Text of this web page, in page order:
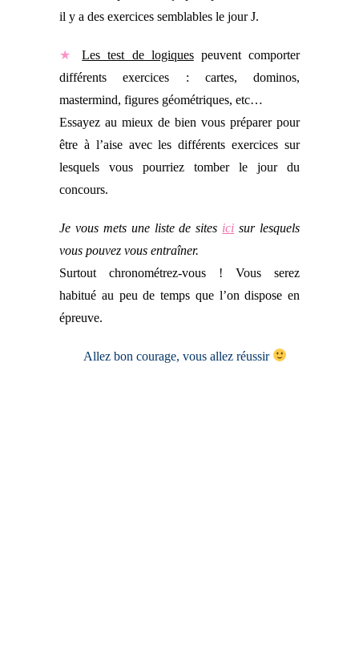
il y a des exercices semblables le jour J.
★ Les test de logiquespeuvent comporter
différents exercices : cartes, dominos,
mastermind, figures géométriques, etc…
Essayez au mieux de bien vous préparer pour
être à l’aise avec les différents exercices sur
lesquels vous pourriez tomber le jour du
concours.
Je vous mets une liste de sites ici sur lesquels
vous pouvez vous entraîner.
Surtout chronométrez-vous ! Vous serez
habitué au peu de temps que l’on dispose en
épreuve.
Allez bon courage, vous allez réussir